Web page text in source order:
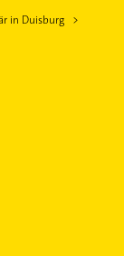
in Duisburg